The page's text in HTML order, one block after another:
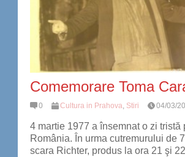
Comemorare Toma
0 Cultura in Prahova, Stiri 04/03/
4 martie 1977 a însemnat o zi tristă
România. În urma cutremurului de
scara Richter, produs la ora 21 şi